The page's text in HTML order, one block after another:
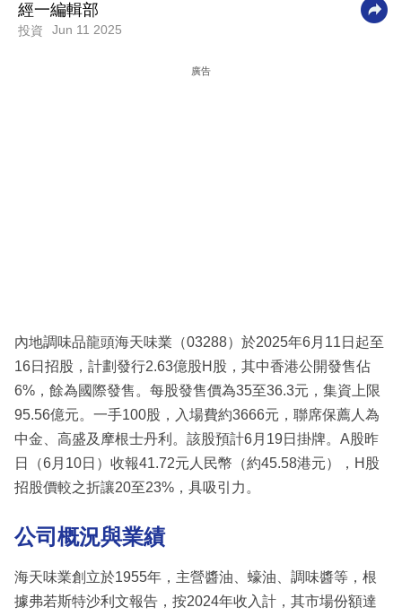
科
專
經一編輯部
投資 Jun 11 2025
廣告
內地調味品龍頭海天味業（03288）於2025年6月11日起至
16日招股，計劃發行2.63億股H股，其中香港公開發售佔
6%，餘為國際發售。每股發售價為35至36.3元，集資上限
95.56億元。一手100股，入場費約3666元，聯席保薦人為
中金、高盛及摩根士丹利。該股預計6月19日掛牌。A股昨
日（6月10日）收報41.72元人民幣（約45.58港元），H股
招股價較之折讓20至23%，具吸引力。
公司概況與業績
海天味業創立於1955年，主營醬油、蠔油、調味醬等，根
據弗若斯特沙利文報告，按2024年收入計，其市場份額達